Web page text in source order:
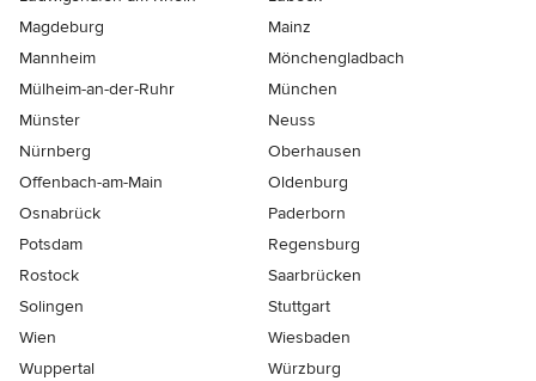
Magdeburg
Mainz
Mannheim
Mönchen­gladbach
Mülheim-an-der-Ruhr
München
Münster
Neuss
Nürnberg
Oberhausen
Offenbach-am-Main
Oldenburg
Osnabrück
Paderborn
Potsdam
Regensburg
Rostock
Saarbrücken
Solingen
Stuttgart
Wien
Wiesbaden
Wuppertal
Würzburg